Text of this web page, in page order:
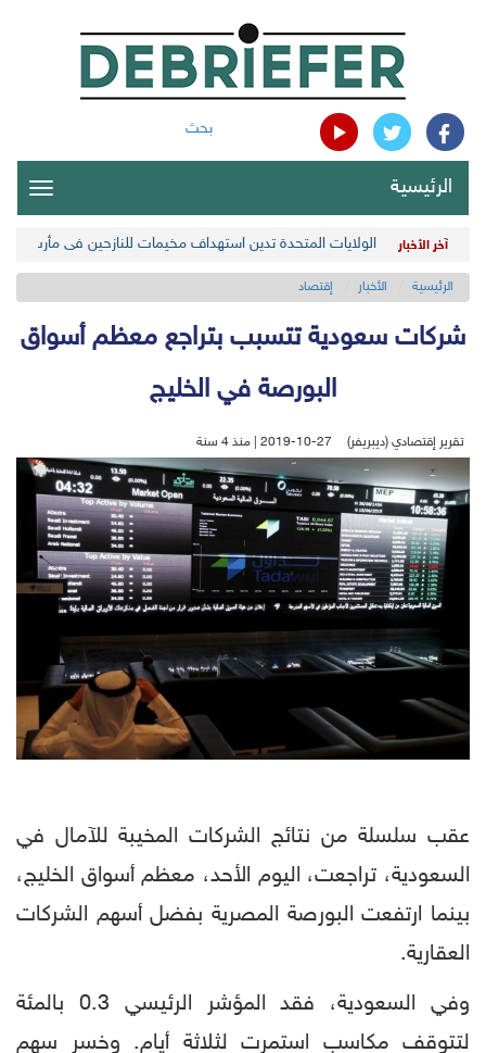
بحث
الرئيسية
آخر الأخبار الولايات المتحدة تدين استهداف مخيمات للنازحين في مأرب
الرئيسية الأخبار إقتصاد
شركات سعودية تتسبب بتراجع معظم أسواق
البورصة في الخليج
تقرير إقتصادي (ديبريفر) 2019-10-27 | منذ 4 سنة
عقب سلسلة من نتائج الشركات المخيبة للآمال في
السعودية، تراجعت، اليوم الأحد، معظم أسواق الخليج،
بينما ارتفعت البورصة المصرية بفضل أسهم الشركات
العقارية.
وفي السعودية، فقد المؤشر الرئيسي 0.3 بالمئة
لتتوقف مكاسب استمرت لثلاثة أيام. وخسر سهم